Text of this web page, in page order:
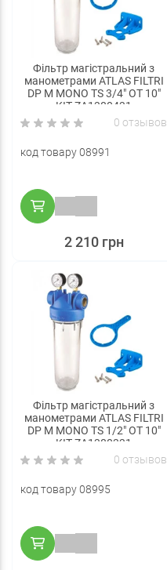
Фільтр магістральний з
манометрами ATLAS FILTRI
DP M MONO TS 3/4" OT 10"
KIT ZA1380431
0 отзывов
код товару 08991
2 210 грн
Фільтр магістральний з
манометрами ATLAS FILTRI
DP M MONO TS 1/2" OT 10"
KIT ZA1380331
0 отзывов
код товару 08995